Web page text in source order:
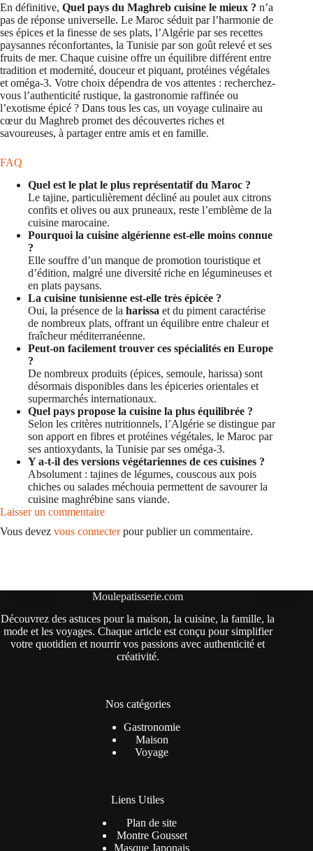
En définitive, Quel pays du Maghreb cuisine le mieux ? n’a
pas de réponse universelle. Le Maroc séduit par l’harmonie de
ses épices et la finesse de ses plats, l’Algérie par ses recettes
paysannes réconfortantes, la Tunisie par son goût relevé et ses
fruits de mer. Chaque cuisine offre un équilibre différent entre
tradition et modernité, douceur et piquant, protéines végétales
et oméga-3. Votre choix dépendra de vos attentes : recherchez-
vous l’authenticité rustique, la gastronomie raffinée ou
l’exotisme épicé ? Dans tous les cas, un voyage culinaire au
cœur du Maghreb promet des découvertes riches et
savoureuses, à partager entre amis et en famille.
FAQ
Quel est le plat le plus représentatif du Maroc ?
Le tajine, particulièrement décliné au poulet aux citrons
confits et olives ou aux pruneaux, reste l’emblème de la
cuisine marocaine.
Pourquoi la cuisine algérienne est-elle moins connue
?
Elle souffre d’un manque de promotion touristique et
d’édition, malgré une diversité riche en légumineuses et
en plats paysans.
La cuisine tunisienne est-elle très épicée ?
Oui, la présence de la harissa et du piment caractérise
de nombreux plats, offrant un équilibre entre chaleur et
fraîcheur méditerranéenne.
Peut-on facilement trouver ces spécialités en Europe
?
De nombreux produits (épices, semoule, harissa) sont
désormais disponibles dans les épiceries orientales et
supermarchés internationaux.
Quel pays propose la cuisine la plus équilibrée ?
Selon les critères nutritionnels, l’Algérie se distingue par
son apport en fibres et protéines végétales, le Maroc par
ses antioxydants, la Tunisie par ses oméga-3.
Y a-t-il des versions végétariennes de ces cuisines ?
Absolument : tajines de légumes, couscous aux pois
chiches ou salades méchouia permettent de savourer la
cuisine maghrébine sans viande.
Laisser un commentaire
Vous devez vous connecterpour publier un commentaire.
Moulepatisserie.com
Découvrez des astuces pour la maison, la cuisine, la famille, la
mode et les voyages. Chaque article est conçu pour simplifier
votre quotidien et nourrir vos passions avec authenticité et
créativité.
Nos catégories
Gastronomie
Maison
Voyage
Liens Utiles
Plan de site
Montre Gousset
Masque Japonais